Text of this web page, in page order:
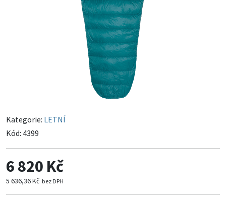
Kategorie: LETNÍ
Kód: 4399
6 820 Kč
5 636,36 Kč bez DPH